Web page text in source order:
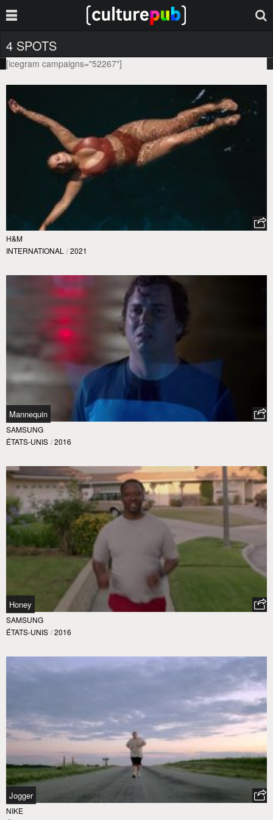
4 SPOTS
[icegram campaigns="52267"]
H&M
INTERNATIONAL / 2021
Mannequin
SAMSUNG
ÉTATS-UNIS / 2016
Honey
SAMSUNG
ÉTATS-UNIS / 2016
Jogger
NIKE